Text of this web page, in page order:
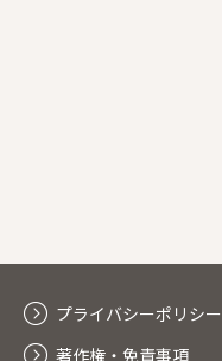
プライバシーポリシー
著作権・免責事項